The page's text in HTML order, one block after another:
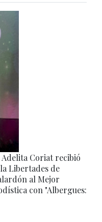
Coriat recibió
Libertades de
al Mejor
con "Albergues: